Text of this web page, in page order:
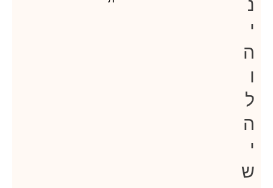
נ
י
ה
ו
ל
ה
י
ש